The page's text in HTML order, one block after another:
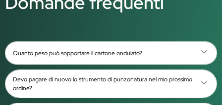
Quanto peso può sopportare il cartone ondulato?
Devo pagare di nuovo lo strumento di punzonatura nel mio prossimo
ordine?